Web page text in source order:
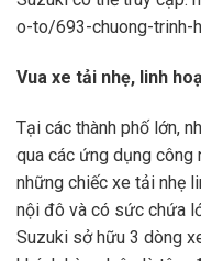
o-to/693-chuong-trinh-
Vua xe tải nhẹ, linh
Tại các thành phố lớn,
qua các ứng dụng công
những chiếc xe tải nhẹ
nội đô và có sức chứa
Suzuki sở hữu 3 dòng